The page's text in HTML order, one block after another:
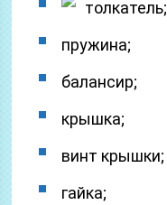
толкатель;
пружина;
балансир;
крышка;
винт крышки;
гайка;